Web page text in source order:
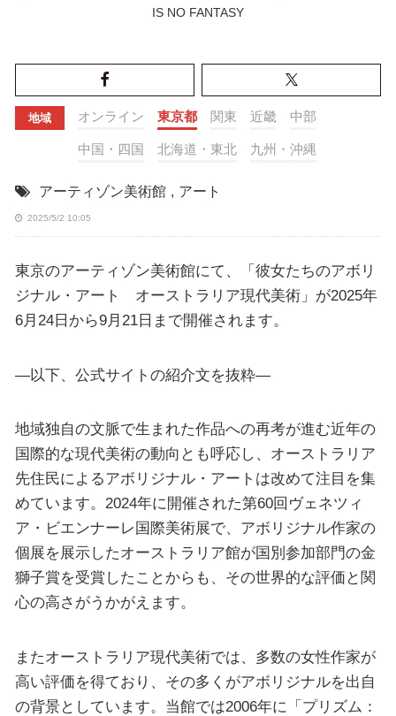
IS NO FANTASY
地域 オンライン 東京都 関東 近畿 中部
中国・四国 北海道・東北 九州・沖縄
アーティゾン美術館 , アート
2025/5/2 10:05
東京のアーティゾン美術館にて、「彼女たちのアボリ
ジナル・アート オーストラリア現代美術」が2025年
6月24日から9月21日まで開催されます。
—以下、公式サイトの紹介文を抜粋—
地域独自の文脈で生まれた作品への再考が進む近年の
国際的な現代美術の動向とも呼応し、オーストラリア
先住民によるアボリジナル・アートは改めて注目を集
めています。2024年に開催された第60回ヴェネツィ
ア・ビエンナーレ国際美術展で、アボリジナル作家の
個展を展示したオーストラリア館が国別参加部門の金
獅子賞を受賞したことからも、その世界的な評価と関
心の高さがうかがえます。
またオーストラリア現代美術では、多数の女性作家が
高い評価を得ており、その多くがアボリジナルを出自
の背景としています。当館では2006年に「プリズム：